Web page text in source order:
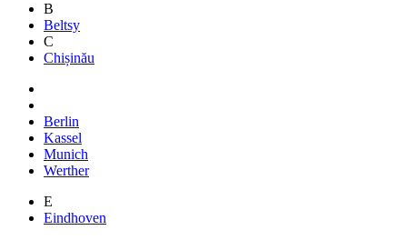
B
Beltsy
C
Chișinău
Berlin
Kassel
Munich
Werther
E
Eindhoven